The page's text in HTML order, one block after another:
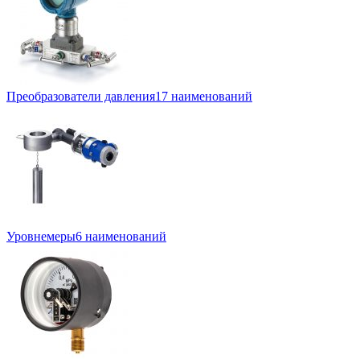
Преобразователи давления17 наименований
Уровнемеры6 наименований